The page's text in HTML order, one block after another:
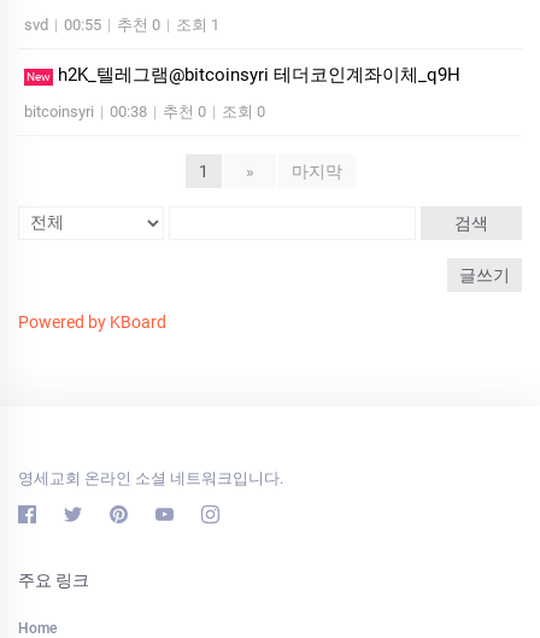
svd | 00:55 | 추천 0 | 조회 1
New h2K_텔레그램@bitcoinsyri 테더코인계좌이체_q9H
bitcoinsyri | 00:38 | 추천 0 | 조회 0
1 » 마지막
검색
글쓰기
Powered by KBoard
영세교회 온라인 소셜 네트워크입니다.
주요 링크
Home